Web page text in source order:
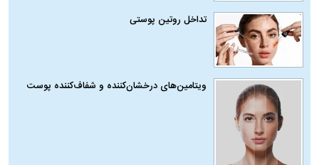
تداخل روتین پوستی
ویتامین‌های درخشان‌کننده و شفاف‌کننده پوست